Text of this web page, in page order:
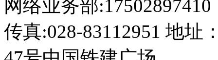
网络业务部
传真:028-83112951 地址